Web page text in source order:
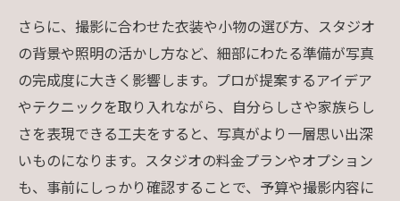
さらに、撮影に合わせた衣装や小物の選び方、スタジオ
の背景や照明の活かし方など、細部にわたる準備が写真
の完成度に大きく影響します。プロが提案するアイデア
やテクニックを取り入れながら、自分らしさや家族らし
さを表現できる工夫をすると、写真がより一層思い出深
いものになります。スタジオの料金プランやオプション
も、事前にしっかり確認することで、予算や撮影内容に